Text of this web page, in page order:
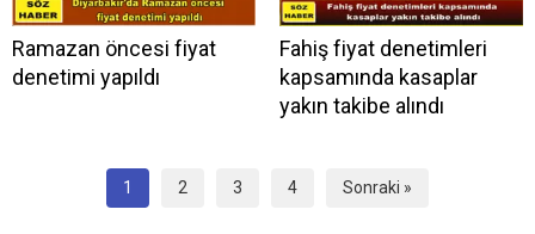
Ramazan öncesi fiyat
denetimi yapıldı
Fahiş fiyat denetimleri
kapsamında kasaplar
yakın takibe alındı
1 2 3 4 Sonraki »